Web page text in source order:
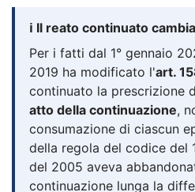
ℹ️ Il reato continuato
Per i fatti dal 1° gennaio
2019 ha modificato l'art.
continuato la prescrizione
atto della continuazione,
consumazione di ciascun
della regola del codice del
del 2005 aveva
continuazione lunga la